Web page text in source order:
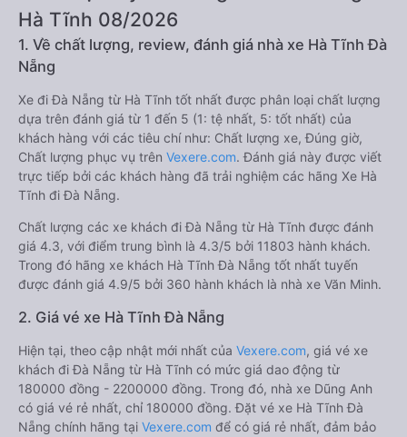
Hà Tĩnh 08/2026
1. Về chất lượng, review, đánh giá nhà xe Hà Tĩnh Đà
Nẵng
Xe đi Đà Nẵng từ Hà Tĩnh tốt nhất được phân loại chất lượng
dựa trên đánh giá từ 1 đến 5 (1: tệ nhất, 5: tốt nhất) của
khách hàng với các tiêu chí như: Chất lượng xe, Đúng giờ,
Chất lượng phục vụ trên Vexere.com. Đánh giá này được viết
trực tiếp bởi các khách hàng đã trải nghiệm các hãng Xe Hà
Tĩnh đi Đà Nẵng.
Chất lượng các xe khách đi Đà Nẵng từ Hà Tĩnh được đánh
giá 4.3, với điểm trung bình là 4.3/5 bởi 11803 hành khách.
Trong đó hãng xe khách Hà Tĩnh Đà Nẵng tốt nhất tuyến
được đánh giá 4.9/5 bởi 360 hành khách là nhà xe Văn Minh.
2. Giá vé xe Hà Tĩnh Đà Nẵng
Hiện tại, theo cập nhật mới nhất của Vexere.com, giá vé xe
khách đi Đà Nẵng từ Hà Tĩnh có mức giá dao động từ
180000 đồng - 2200000 đồng. Trong đó, nhà xe Dũng Anh
có giá vé rẻ nhất, chỉ 180000 đồng. Đặt vé xe Hà Tĩnh Đà
Nẵng chính hãng tại Vexere.com để có giá rẻ nhất, đảm bảo